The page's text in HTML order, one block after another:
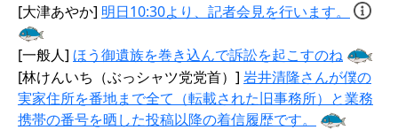
[大津あやか] 明日10:30より、記者会見を行います。
[一般人] ほう御遺族を巻き込んで訴訟を起こすのね
[林けんいち（ぶっシャツ党党首）] 岩井清隆さんが僕の
実家住所を番地まで全て（転載された旧事務所）と業務
携帯の番号を晒した投稿以降の着信履歴です。